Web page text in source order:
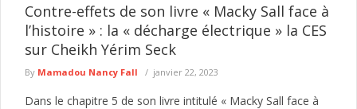
Contre-effets de son livre « Macky Sall face à
l’histoire » : la « décharge électrique » la CES
sur Cheikh Yérim Seck
By Mamadou Nancy Fall janvier 22, 2023
Dans le chapitre 5 de son livre intitulé « Macky Sall face à